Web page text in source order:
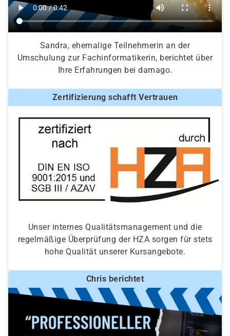
Sandra, ehemalige Teilnehmerin an der
Umschulung zur Fachinformatikerin, berichtet über
Ihre Erfahrungen bei damago.
Zertifizierung schafft Vertrauen
Unser internes Qualitätsmanagement und die
regelmäßige Überprüfung der HZA sorgen für stets
hohe Qualität unserer Kursangebote.
Chris berichtet